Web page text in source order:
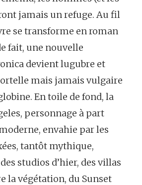
jamais un refuge. Au fil
se transforme en roman
fait, une nouvelle
devient lugubre et
mais jamais vulgaire
En toile de fond, la
personnage à part
envahie par les
tantôt mythique,
studios d’hier, des villas
la végétation, du Sunset